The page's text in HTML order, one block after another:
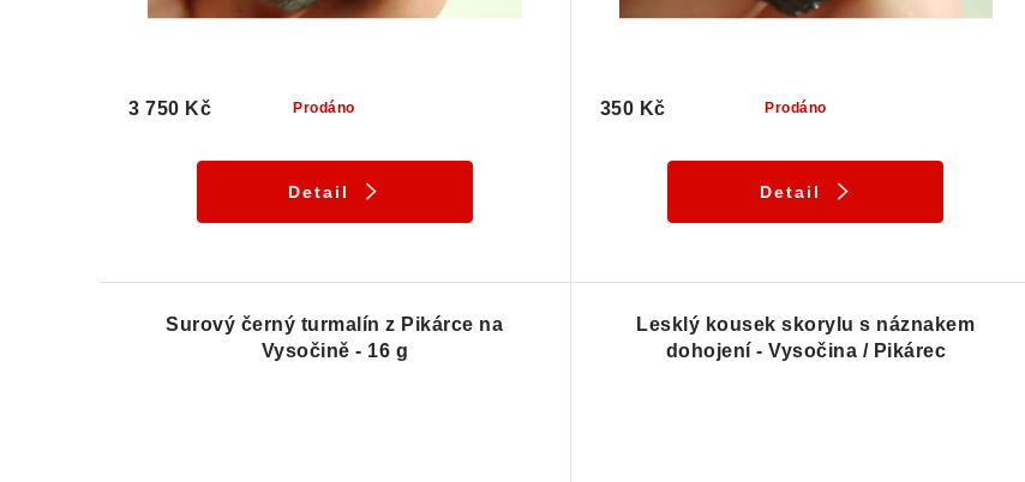
Prodáno
3 750 Kč
Detail
Prodáno
350 Kč
Detail
Surový černý turmalín z Pikárce na
Vysočině - 16 g
Lesklý kousek skorylu s náznakem
dohojení - Vysočina / Pikárec